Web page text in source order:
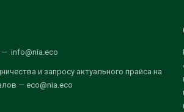
info@nia.eco
и запросу актуального прайса на
— eco@nia.eco